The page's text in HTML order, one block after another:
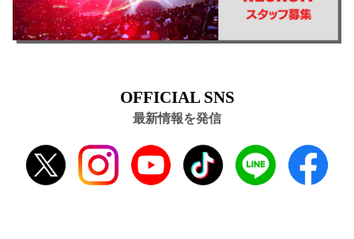
OFFICIAL SNS
最新情報を発信